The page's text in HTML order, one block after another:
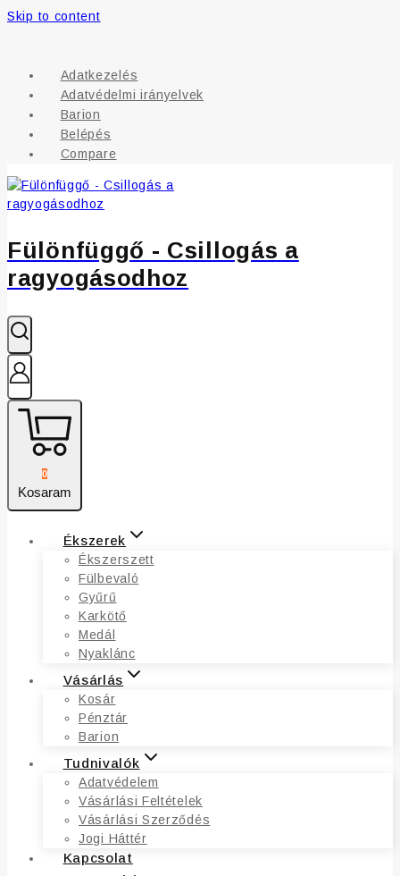
Skip to content
Adatkezelés
Adatvédelmi irányelvek
Barion
Belépés
Compare
Fülönfüggő - Csillogás a
ragyogásodhoz
0
Kosaram
Ékszerek
Ékszerszett
Fülbevaló
Gyűrű
Karkötő
Medál
Nyaklánc
Vásárlás
Kosár
Pénztár
Barion
Tudnivalók
Adatvédelem
Vásárlási Feltételek
Vásárlási Szerződés
Jogi Háttér
Kapcsolat